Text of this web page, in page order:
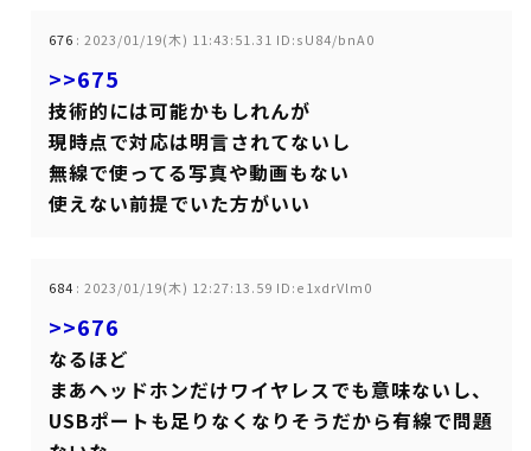
676 : 2023/01/19(木) 11:43:51.31 ID:sU84/bnA0
>>675
技術的には可能かもしれんが
現時点で対応は明言されてないし
無線で使ってる写真や動画もない
使えない前提でいた方がいい
684 : 2023/01/19(木) 12:27:13.59 ID:e1xdrVlm0
>>676
なるほど
まあヘッドホンだけワイヤレスでも意味ないし、
USBポートも足りなくなりそうだから有線で問題